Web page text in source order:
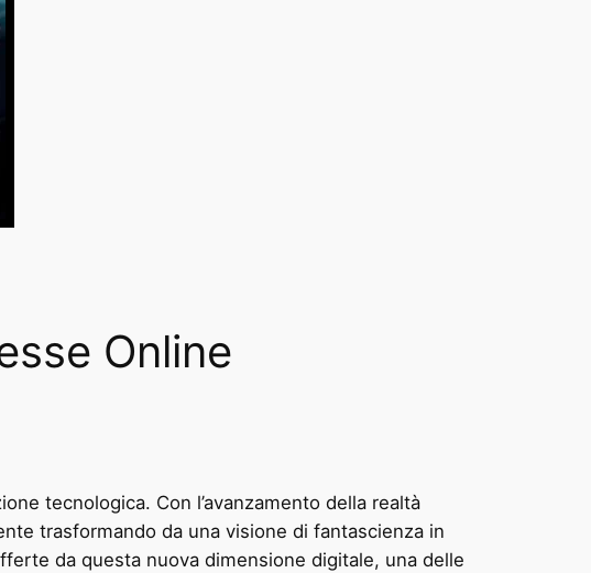
Online
tecnologica. Con l’avanzamento della realtà
trasformando da una visione di fantascienza in
da questa nuova dimensione digitale, una delle